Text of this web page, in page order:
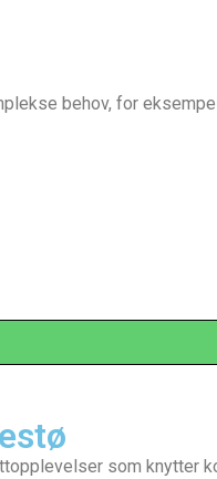
behov, for
som knytter